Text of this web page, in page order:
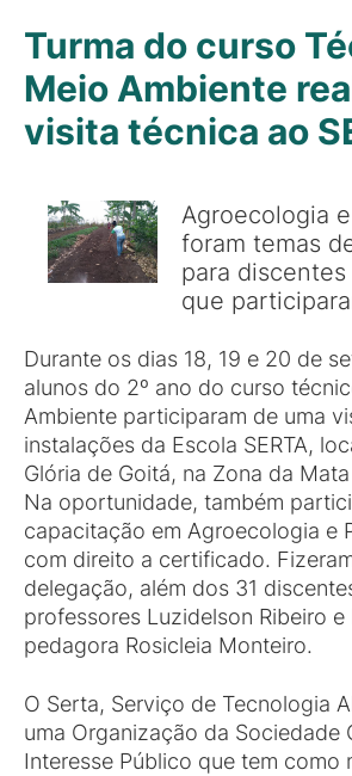
Turma do curso
Meio Ambiente
visita técnica ao
Agroecologia
foram temas
para discentes
que
Durante os dias 18, 19 e 20 de
alunos do 2º ano do curso
Ambiente participaram de uma
instalações da Escola SERTA,
Glória de Goitá, na Zona da
Na oportunidade, também
capacitação em Agroecologia e
com direito a certificado.
delegação, além dos 31
professores Luzidelson Ribeiro e
pedagora Rosicleia Monteiro.
O Serta, Serviço de Tecnologia
uma Organização da Sociedade
Interesse Público que tem como